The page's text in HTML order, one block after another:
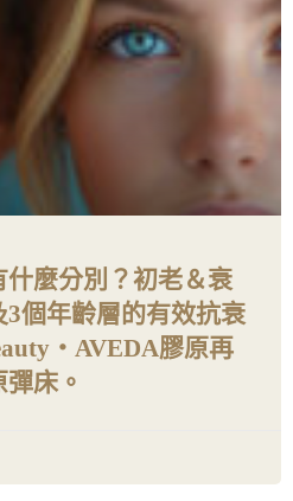
麼分別？初老＆衰
個年齡層的有效抗衰
・AVEDA膠原再
床。